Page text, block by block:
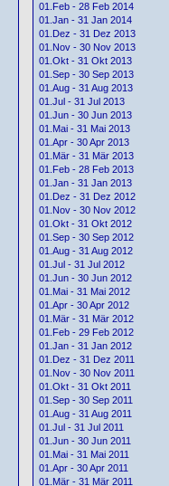
01.Feb - 28 Feb 2014
01.Jan - 31 Jan 2014
01.Dez - 31 Dez 2013
01.Nov - 30 Nov 2013
01.Okt - 31 Okt 2013
01.Sep - 30 Sep 2013
01.Aug - 31 Aug 2013
01.Jul - 31 Jul 2013
01.Jun - 30 Jun 2013
01.Mai - 31 Mai 2013
01.Apr - 30 Apr 2013
01.Mär - 31 Mär 2013
01.Feb - 28 Feb 2013
01.Jan - 31 Jan 2013
01.Dez - 31 Dez 2012
01.Nov - 30 Nov 2012
01.Okt - 31 Okt 2012
01.Sep - 30 Sep 2012
01.Aug - 31 Aug 2012
01.Jul - 31 Jul 2012
01.Jun - 30 Jun 2012
01.Mai - 31 Mai 2012
01.Apr - 30 Apr 2012
01.Mär - 31 Mär 2012
01.Feb - 29 Feb 2012
01.Jan - 31 Jan 2012
01.Dez - 31 Dez 2011
01.Nov - 30 Nov 2011
01.Okt - 31 Okt 2011
01.Sep - 30 Sep 2011
01.Aug - 31 Aug 2011
01.Jul - 31 Jul 2011
01.Jun - 30 Jun 2011
01.Mai - 31 Mai 2011
01.Apr - 30 Apr 2011
01.Mär - 31 Mär 2011